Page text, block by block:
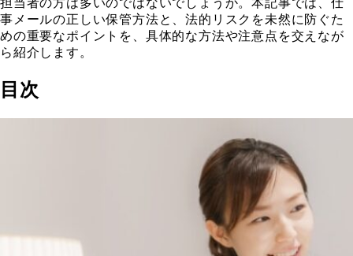
事メールの正しい保管方法と、法的リスクを未然に防ぐた
めの重要なポイントを、具体的な方法や注意点を交えなが
ら紹介します。
目次